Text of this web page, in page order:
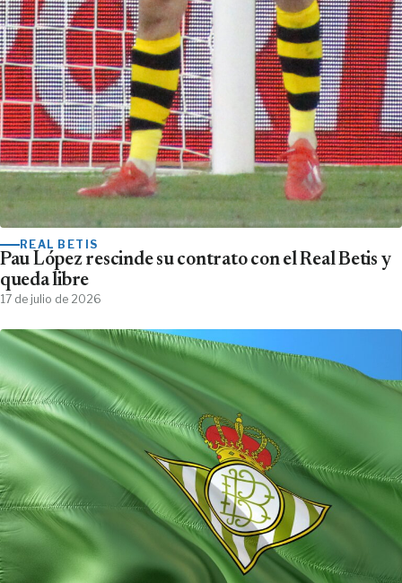
REAL BETIS
Pau López rescinde su contrato con el Real Betis y
queda libre
17 de julio de 2026